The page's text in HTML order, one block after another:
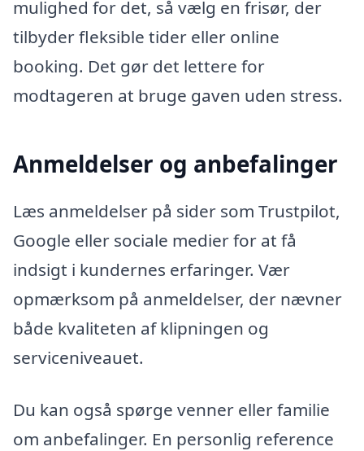
mulighed for det, så vælg en frisør, der
tilbyder fleksible tider eller online
booking. Det gør det lettere for
modtageren at bruge gaven uden stress.
Anmeldelser og anbefalinger
Læs anmeldelser på sider som Trustpilot,
Google eller sociale medier for at få
indsigt i kundernes erfaringer. Vær
opmærksom på anmeldelser, der nævner
både kvaliteten af klipningen og
serviceniveauet.
Du kan også spørge venner eller familie
om anbefalinger. En personlig reference